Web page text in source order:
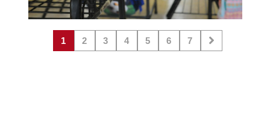
1 2 3 4 5 6 7